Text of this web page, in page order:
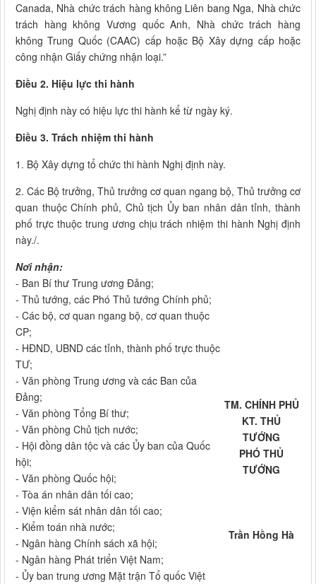
Canada, Nhà chức trách hàng không Liên bang Nga, Nhà chức
trách hàng không Vương quốc Anh, Nhà chức trách hàng
không Trung Quốc (CAAC) cấp hoặc Bộ Xây dựng cấp hoặc
công nhận Giấy chứng nhận loại.”
Điều 2. Hiệu lực thi hành
Nghị định này có hiệu lực thi hành kể từ ngày ký.
Điều 3. Trách nhiệm thi hành
1. Bộ Xây dựng tổ chức thi hành Nghị định này.
2. Các Bộ trưởng, Thủ trưởng cơ quan ngang bộ, Thủ trưởng cơ
quan thuộc Chính phủ, Chủ tịch Ủy ban nhân dân tỉnh, thành
phố trực thuộc trung ương chịu trách nhiệm thi hành Nghị định
này./.
Nơi nhận:
- Ban Bí thư Trung ương Đảng;
- Thủ tướng, các Phó Thủ tướng Chính phủ;
- Các bộ, cơ quan ngang bộ, cơ quan thuộc
CP;
- HĐND, UBND các tỉnh, thành phố trực thuộc
TƯ;
- Văn phòng Trung ương và các Ban của
Đảng;
- Văn phòng Tổng Bí thư;
- Văn phòng Chủ tịch nước;
- Hội đồng dân tộc và các Ủy ban của Quốc
hội;
- Văn phòng Quốc hội;
- Tòa án nhân dân tối cao;
- Viện kiểm sát nhân dân tối cao;
- Kiểm toán nhà nước;
- Ngân hàng Chính sách xã hội;
- Ngân hàng Phát triển Việt Nam;
- Ủy ban trung ương Mặt trận Tổ quốc Việt
TM. CHÍNH PHỦ
KT. THỦ
TƯỚNG
PHÓ THỦ
TƯỚNG
Trần Hồng Hà